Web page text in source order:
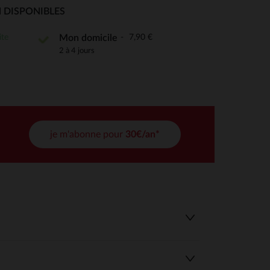
DISPONIBLES
Mon domicile 7,90 €
2 à 4 jours
je m'abonne pour 30€/an*